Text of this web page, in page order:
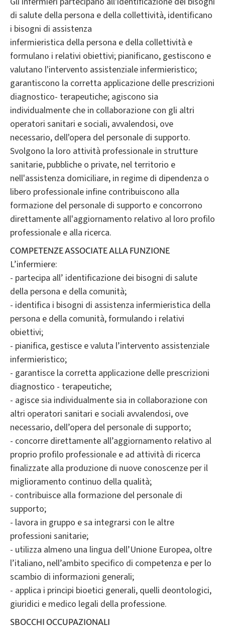
di salute della persona e della collettività, identificano
i bisogni di assistenza
infermieristica della persona e della collettività e
formulano i relativi obiettivi; pianificano, gestiscono e
valutano l'intervento assistenziale infermieristico;
garantiscono la corretta applicazione delle prescrizioni
diagnostico- terapeutiche; agiscono sia
individualmente che in collaborazione con gli altri
operatori sanitari e sociali, avvalendosi, ove
necessario, dell'opera del personale di supporto.
Svolgono la loro attività professionale in strutture
sanitarie, pubbliche o private, nel territorio e
nell'assistenza domiciliare, in regime di dipendenza o
libero professionale infine contribuiscono alla
formazione del personale di supporto e concorrono
direttamente all'aggiornamento relativo al loro profilo
COMPETENZE ASSOCIATE ALLA FUNZIONE
L’infermiere:
- partecipa all’ identificazione dei bisogni di salute
della persona e della comunità;
- identifica i bisogni di assistenza infermieristica della
persona e della comunità, formulando i relativi
obiettivi;
- pianifica, gestisce e valuta l’intervento assistenziale
infermieristico;
- garantisce la corretta applicazione delle prescrizioni
diagnostico - terapeutiche;
- agisce sia individualmente sia in collaborazione con
altri operatori sanitari e sociali avvalendosi, ove
necessario, dell’opera del personale di supporto;
- concorre direttamente all’aggiornamento relativo al
proprio profilo professionale e ad attività di ricerca
finalizzate alla produzione di nuove conoscenze per il
miglioramento continuo della qualità;
- contribuisce alla formazione del personale di
supporto;
- lavora in gruppo e sa integrarsi con le altre
professioni sanitarie;
- utilizza almeno una lingua dell’Unione Europea, oltre
l’italiano, nell’ambito specifico di competenza e per lo
scambio di informazioni generali;
- applica i principi bioetici generali, quelli deontologici,
SBOCCHI OCCUPAZIONALI